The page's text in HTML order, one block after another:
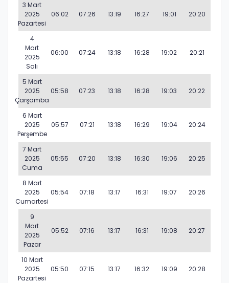
3 Mart
2025
Pazartesi
06:02 07:26 13:19 16:27 19:01 20:20
4
Mart
2025
Salı
06:00 07:24 13:18 16:28 19:02 20:21
5 Mart
2025
Çarşamba
05:58 07:23 13:18 16:28 19:03 20:22
6 Mart
2025
Perşembe
05:57 07:21 13:18 16:29 19:04 20:24
7 Mart
2025
Cuma
05:55 07:20 13:18 16:30 19:06 20:25
8 Mart
2025
Cumartesi
05:54 07:18 13:17 16:31 19:07 20:26
9
Mart
2025
Pazar
05:52 07:16 13:17 16:31 19:08 20:27
10 Mart
2025
Pazartesi
05:50 07:15 13:17 16:32 19:09 20:28